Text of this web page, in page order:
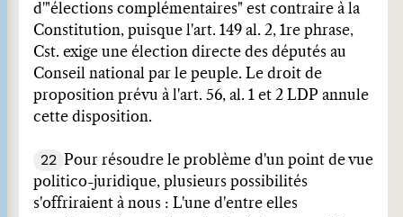
d'"élections complémentaires" est contraire à la
Constitution, puisque l'art. 149 al. 2, 1re phrase,
Cst. exige une élection directe des députés au
Conseil national par le peuple. Le droit de
proposition prévu à l'art. 56, al. 1 et 2 LDP annule
cette disposition.
22 Pour résoudre le problème d'un point de vue
politico-juridique, plusieurs possibilités
s'offriraient à nous : L'une d'entre elles